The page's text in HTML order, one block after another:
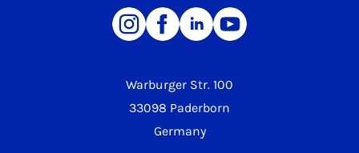
Warburger Str. 100
33098 Paderborn
Germany